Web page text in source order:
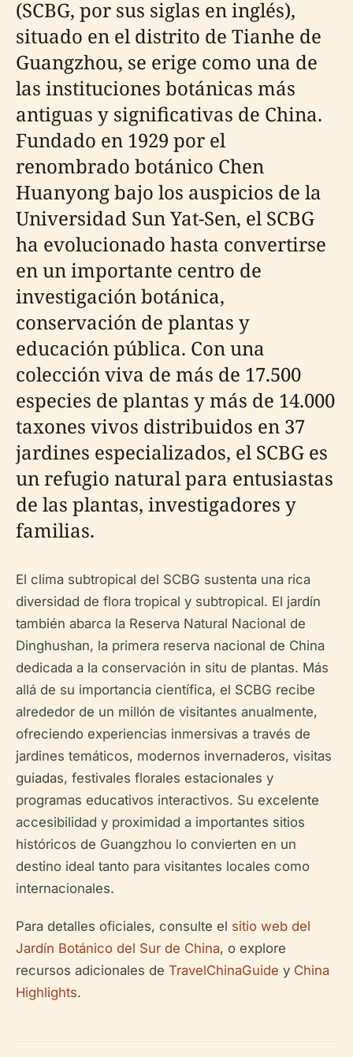
(SCBG, por sus siglas en inglés),
situado en el distrito de Tianhe de
Guangzhou, se erige como una de
las instituciones botánicas más
antiguas y significativas de China.
Fundado en 1929 por el
renombrado botánico Chen
Huanyong bajo los auspicios de la
Universidad Sun Yat-Sen, el SCBG
ha evolucionado hasta convertirse
en un importante centro de
investigación botánica,
conservación de plantas y
educación pública. Con una
colección viva de más de 17.500
especies de plantas y más de 14.000
taxones vivos distribuidos en 37
jardines especializados, el SCBG es
un refugio natural para entusiastas
de las plantas, investigadores y
familias.
El clima subtropical del SCBG sustenta una rica
diversidad de flora tropical y subtropical. El jardín
también abarca la Reserva Natural Nacional de
Dinghushan, la primera reserva nacional de China
dedicada a la conservación in situ de plantas. Más
allá de su importancia científica, el SCBG recibe
alrededor de un millón de visitantes anualmente,
ofreciendo experiencias inmersivas a través de
jardines temáticos, modernos invernaderos, visitas
guiadas, festivales florales estacionales y
programas educativos interactivos. Su excelente
accesibilidad y proximidad a importantes sitios
históricos de Guangzhou lo convierten en un
destino ideal tanto para visitantes locales como
internacionales.
Para detalles oficiales, consulte el sitio web del
Jardín Botánico del Sur de China, o explore
recursos adicionales de TravelChinaGuide y China
Highlights.